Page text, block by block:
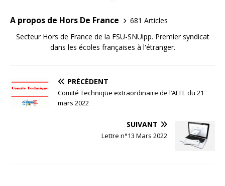
A propos de Hors De France
681 Articles
Secteur Hors de France de la FSU-SNUipp. Premier syndicat
dans les écoles françaises à l'étranger.
PRÉCÉDENT
Comité Technique extraordinaire de l’AEFE du 21
mars 2022
SUIVANT
Lettre n°13 Mars 2022